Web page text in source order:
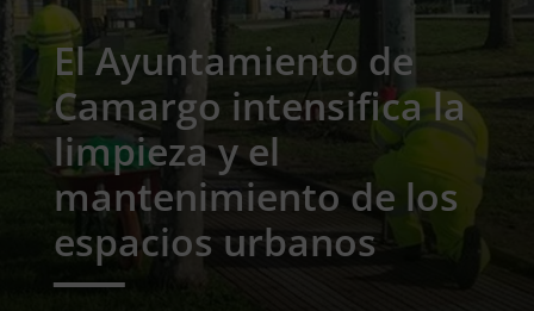
El Ayuntamiento de
Camargo intensifica la
limpieza y el
mantenimiento de los
espacios urbanos